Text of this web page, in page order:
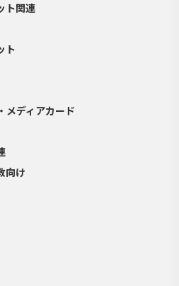
ト関連
ト
メディアカード
向け